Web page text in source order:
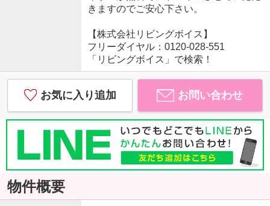
きますのでご安心下さい。
【株式会社リビングボイス】
フリーダイヤル：0120-028-551
「リビングボイス」で検索！
お気に入り追加 お問い合わせ
物件概要